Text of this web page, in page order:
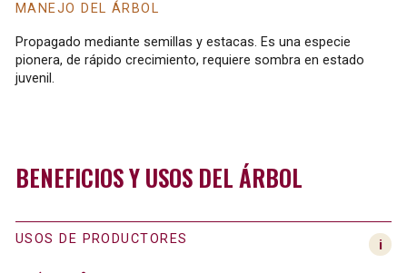
MANEJO DEL ÁRBOL
Propagado mediante semillas y estacas. Es una especie
pionera, de rápido crecimiento, requiere sombra en estado
juvenil.
BENEFICIOS Y USOS DEL ÁRBOL
USOS DE PRODUCTORES